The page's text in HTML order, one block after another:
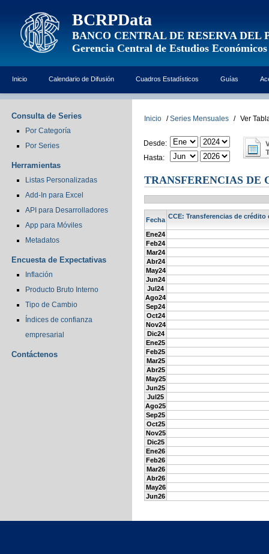
BCRPData
BANCO CENTRAL DE RESERVA DEL
Gerencia Central de Estudios Económicos
Inicio Calendario de Difusión Cuadros Estadísticos Guías
Consulta de Series
Por Categoría
Por Series
Herramientas
Listas Personalizadas
Add-In para Excel
API para Desarrolladores
App para Móviles
Metadatos
Encuesta de Expectativas
Inflación
Producto Bruto Interno
Tipo de Cambio
Índices de confianza
empresarial
Contáctenos
Inicio / Series Mensuales / Ver
Desde:
Hasta:
TRANSFERENCIAS DE
Fecha CCE: Transferencias de
Ene24
Feb24
Mar24
Abr24
May24
Jun24
Jul24
Ago24
Sep24
Oct24
Nov24
Dic24
Ene25
Feb25
Mar25
Abr25
May25
Jun25
Jul25
Ago25
Sep25
Oct25
Nov25
Dic25
Ene26
Feb26
Mar26
Abr26
May26
Jun26